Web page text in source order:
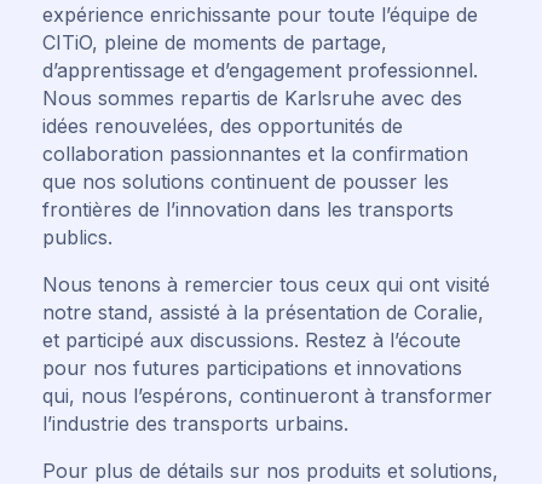
expérience enrichissante pour toute l’équipe de
CITiO, pleine de moments de partage,
d’apprentissage et d’engagement professionnel.
Nous sommes repartis de Karlsruhe avec des
idées renouvelées, des opportunités de
collaboration passionnantes et la confirmation
que nos solutions continuent de pousser les
frontières de l’innovation dans les transports
publics.
Nous tenons à remercier tous ceux qui ont visité
notre stand, assisté à la présentation de Coralie,
et participé aux discussions. Restez à l’écoute
pour nos futures participations et innovations
qui, nous l’espérons, continueront à transformer
l’industrie des transports urbains.
Pour plus de détails sur nos produits et solutions,